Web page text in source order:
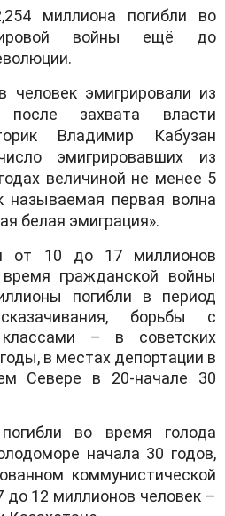
миллиона погибли во
войны ещё до
человек эмигрировали из
захвата власти
Владимир Кабузан
эмигрировавших из
величиной не менее 5
называемая первая волна
белая эмиграция».
от 10 до 17 миллионов
гражданской войны
погибли в период
борьбы с
классами – в советских
в местах депортации в
Севере в 20-начале 30
во время голода
начала 30 годов,
коммунистической
до 12 миллионов человек –